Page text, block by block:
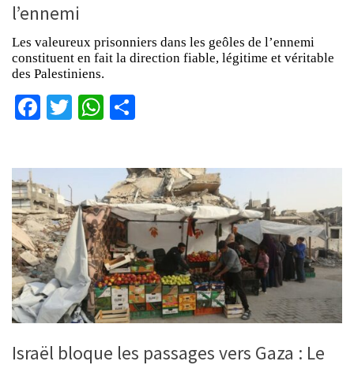
l’ennemi
Les valeureux prisonniers dans les geôles de l’ennemi
constituent en fait la direction fiable, légitime et véritable
des Palestiniens.
Facebook
TwitterWhatsApp
Israël bloque les passages vers Gaza : Le